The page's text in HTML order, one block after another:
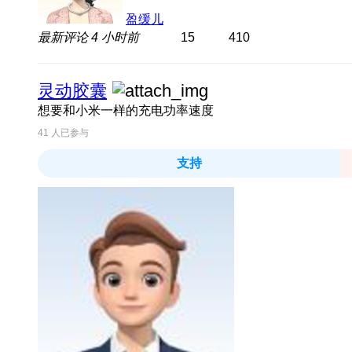
盈缓儿
最新评论4 小时前 15 410
灵动胶囊
想要和小米一样的充电功率速度
41 人已参与
支持